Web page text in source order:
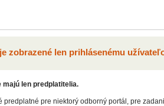
zobrazené len prihlásenému
majú len predplatitelia.
predplatné pre niektorý odborný portál, pre